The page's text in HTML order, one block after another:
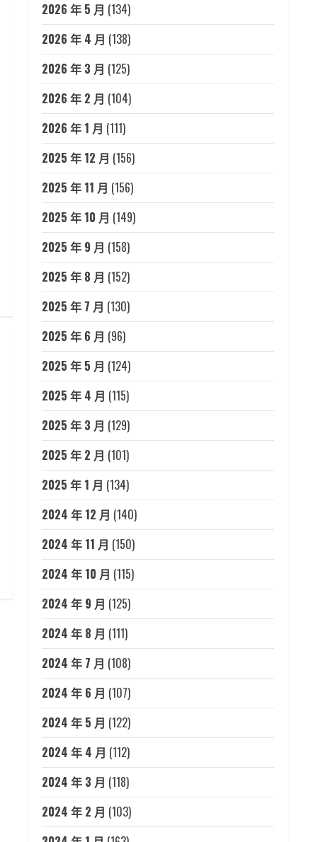
2026 年 5 月 (134)
2026 年 4 月 (138)
2026 年 3 月 (125)
2026 年 2 月 (104)
2026 年 1 月 (111)
2025 年 12 月 (156)
2025 年 11 月 (156)
2025 年 10 月 (149)
2025 年 9 月 (158)
2025 年 8 月 (152)
2025 年 7 月 (130)
2025 年 6 月 (96)
2025 年 5 月 (124)
2025 年 4 月 (115)
2025 年 3 月 (129)
2025 年 2 月 (101)
2025 年 1 月 (134)
2024 年 12 月 (140)
2024 年 11 月 (150)
2024 年 10 月 (115)
2024 年 9 月 (125)
2024 年 8 月 (111)
2024 年 7 月 (108)
2024 年 6 月 (107)
2024 年 5 月 (122)
2024 年 4 月 (112)
2024 年 3 月 (118)
2024 年 2 月 (103)